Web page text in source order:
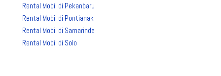
Rental Mobil di Pekanbaru
Rental Mobil di Pontianak
Rental Mobil di Samarinda
Rental Mobil di Solo